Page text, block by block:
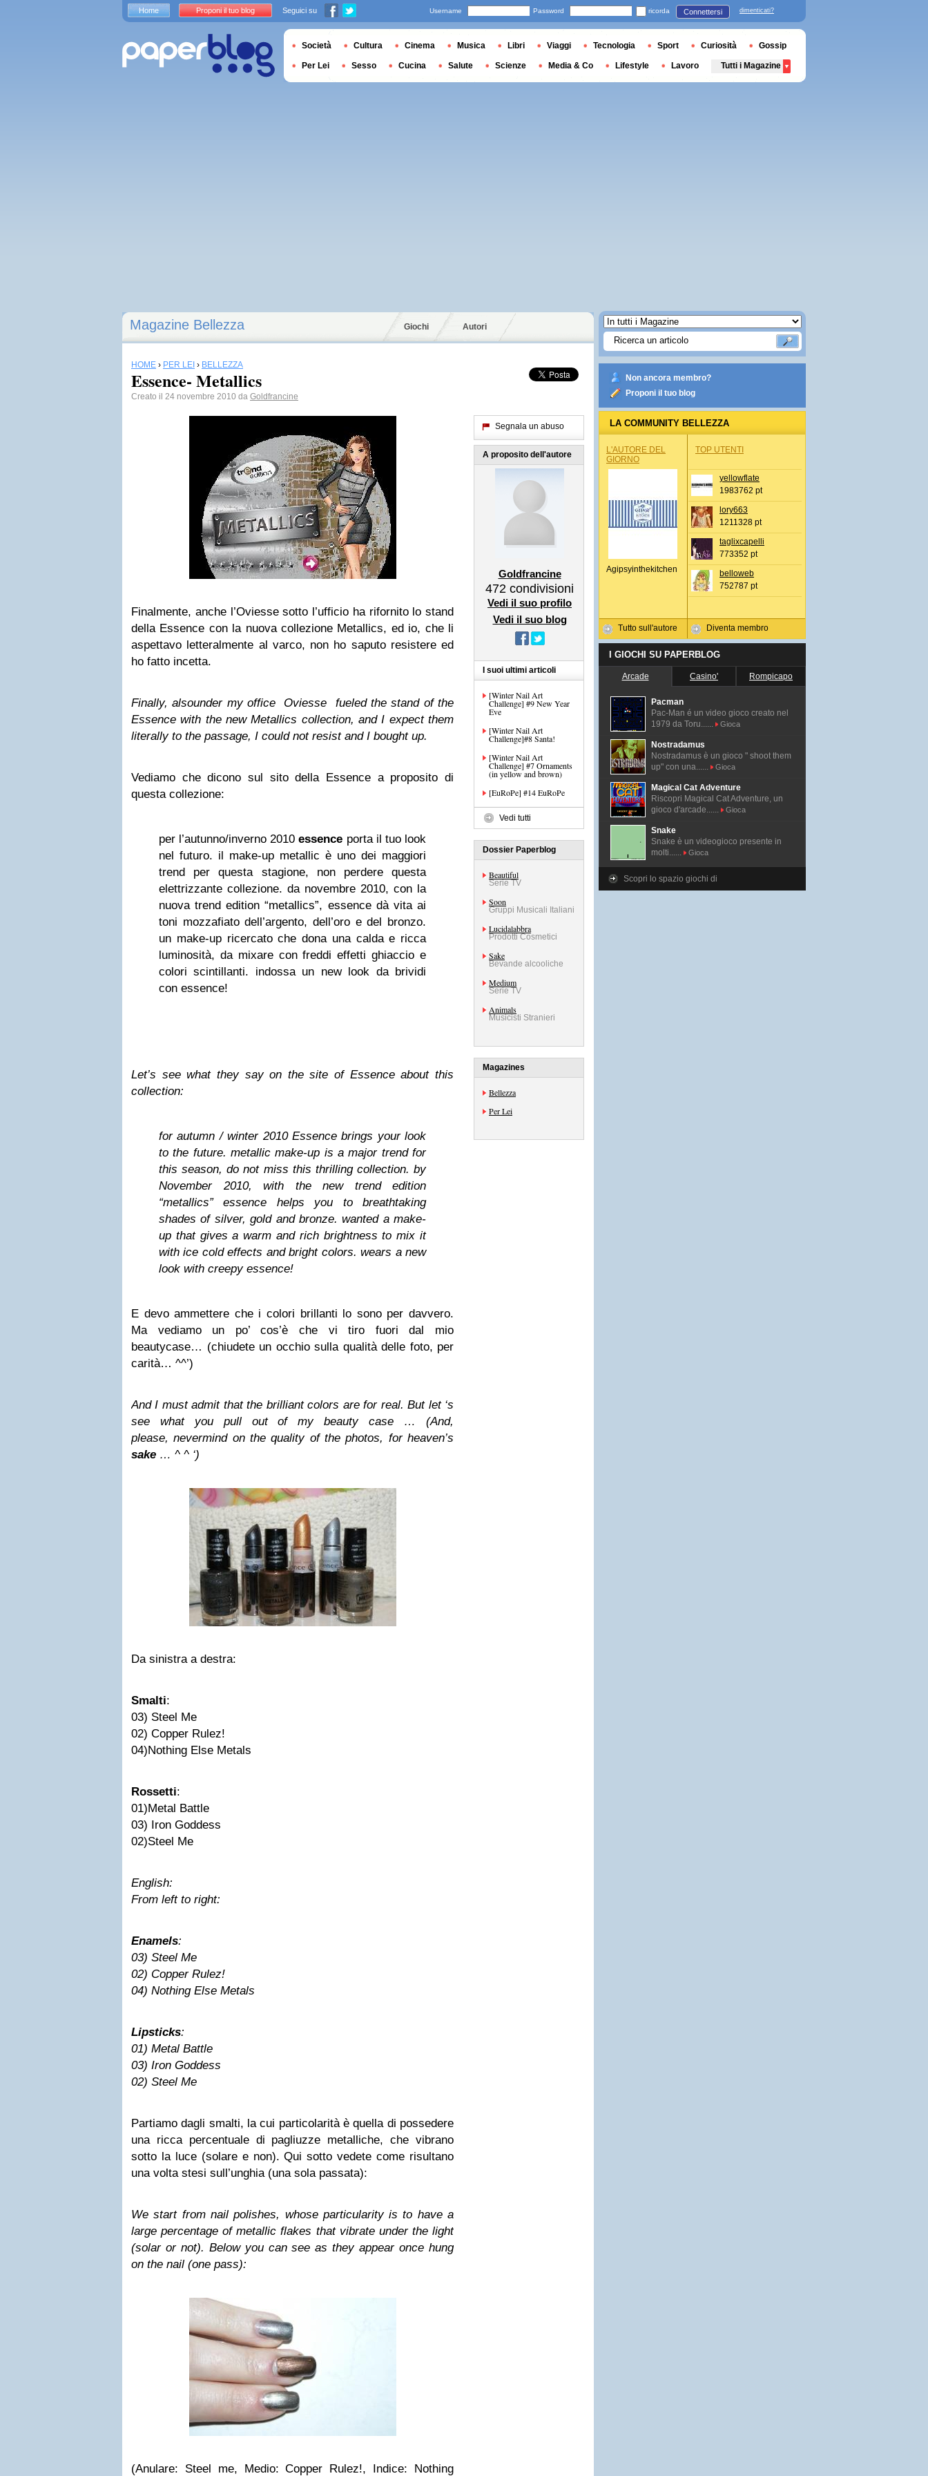
Magazine Bellezza Giochi Autori
HOME › PER LEI › BELLEZZA
Essence- Metallics
Creato il 24 novembre 2010 da Goldfrancine
Finalmente, anche l’Oviesse sotto l’ufficio ha rifornito lo stand
della Essence con la nuova collezione Metallics, ed io, che li
aspettavo letteralmente al varco, non ho saputo resistere ed
ho fatto incetta.
Finally, alsounder my office Oviesse fueled the stand of the
Essence with the new Metallics collection, and I expect them
literally to the passage, I could not resist and I bought up.
Vediamo che dicono sul sito della Essence a proposito di
questa collezione:
per l’autunno/inverno 2010essence porta il tuo look
nel futuro. il make-up metallic è uno dei maggiori
trend per questa stagione, non perdere questa
elettrizzante collezione. da novembre 2010, con la
nuova trend edition “metallics”, essence dà vita ai
toni mozzafiato dell’argento, dell’oro e del bronzo.
un make-up ricercato che dona una calda e ricca
luminosità, da mixare con freddi effetti ghiaccio e
colori scintillanti. indossa un new look da brividi
con essence!
Let’s see what they say on the site of Essence about this
collection:
for autumn / winter 2010 Essence brings your look
to the future. metallic make-up is a major trend for
this season, do not miss this thrilling collection. by
November 2010, with the new trend edition
“metallics” essence helps you to breathtaking
shades of silver, gold and bronze. wanted a make-
up that gives a warm and rich brightness to mix it
with ice cold effects and bright colors. wears a new
look with creepy essence!
E devo ammettere che i colori brillanti lo sono per davvero.
Ma vediamo un po’ cos’è che vi tiro fuori dal mio
beautycase… (chiudete un occhio sulla qualità delle foto, per
carità… ^^’)
And I must admit that the brilliant colors are for real. But let ‘s
see what you pull out of my beauty case … (And,
please, nevermind on the quality of the photos, for heaven’s
sake … ^ ^ ‘)
Da sinistra a destra:
Smalti:
03) Steel Me
02) Copper Rulez!
04)Nothing Else Metals
Rossetti:
01)Metal Battle
03) Iron Goddess
02)Steel Me
English:
From left to right:
Enamels:
03) Steel Me
02) Copper Rulez!
04) Nothing Else Metals
Lipsticks:
01) Metal Battle
03) Iron Goddess
02) Steel Me
Partiamo dagli smalti, la cui particolarità è quella di possedere
una ricca percentuale di pagliuzze metalliche, che vibrano
sotto la luce (solare e non). Qui sotto vedete come risultano
una volta stesi sull’unghia (una sola passata):
We start from nail polishes, whose particularity is to have a
large percentage of metallic flakes that vibrate under the light
(solar or not). Below you can see as they appear once hung
on the nail (one pass):
(Anulare: Steel me, Medio: Copper Rulez!, Indice: Nothing
Segnala un abuso
A proposito dell'autore
Goldfrancine
472 condivisioni
Vedi il suo profilo
Vedi il suo blog
I suoi ultimi articoli
[Winter Nail Art
Challenge] #9 New Year
Eve
[Winter Nail Art
Challenge]#8 Santa!
[Winter Nail Art
Challenge] #7 Ornaments
(in yellow and brown)
[EuRoPe] #14 EuRoPe
Vedi tutti
Dossier Paperblog
Beautiful
Serie TV
Soon
Gruppi Musicali Italiani
Lucidalabbra
Prodotti Cosmetici
Sake
Bevande alcooliche
Medium
Serie TV
Animals
Musicisti Stranieri
Magazines
Bellezza
Per Lei
Non ancora membro?
Proponi il tuo blog
LA COMMUNITY BELLEZZA
L'AUTORE DEL
GIORNO
Agipsyinthekitchen
Tutto sull'autore
TOP UTENTI
yellowflate
1983762 pt
lory663
1211328 pt
taglixcapelli
773352 pt
belloweb
752787 pt
Diventa membro
I GIOCHI SU PAPERBLOG
Arcade Casino' Rompicapo
Pacman
Pac-Man é un video gioco creato nel
1979 da Toru......
Gioca
Nostradamus
Nostradamus è un gioco " shoot them
up" con una......
Gioca
Magical Cat Adventure
Riscopri Magical Cat Adventure, un
gioco d'arcade......
Gioca
Snake
Snake è un videogioco presente in
molti......
Gioca
Scopri lo spazio giochi di
Home Proponi il tuo blog Seguici su Username Password ricorda Connettersi dimenticati?
Società Cultura Cinema Musica Libri Viaggi Tecnologia Sport Curiosità Gossip
Per Lei Sesso Cucina Salute Scienze Media & Co Lifestyle Lavoro Tutti i Magazine